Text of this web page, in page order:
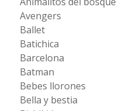
Avengers
Ballet
Batichica
Barcelona
Batman
Bebes llorones
Bella y bestia